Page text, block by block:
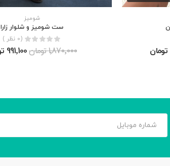
شوميز
ست شوميز و شلوار زارا
(0 نظر )
1٬870٬000 تومان 991٬100 تومان